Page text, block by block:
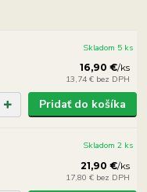
16,90 €/ks
13,74 € bez DPH
Skladom 5 ks
Pridať do košíka
21,90 €/ks
17,80 € bez DPH
Skladom 2 ks